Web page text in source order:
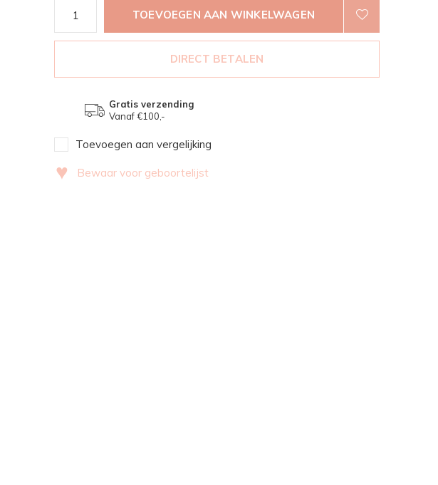
TOEVOEGEN AAN WINKELWAGEN
DIRECT BETALEN
Gratis verzending
Vanaf €100,-
Toevoegen aan vergelijking
♥ Bewaar voor geboortelijst